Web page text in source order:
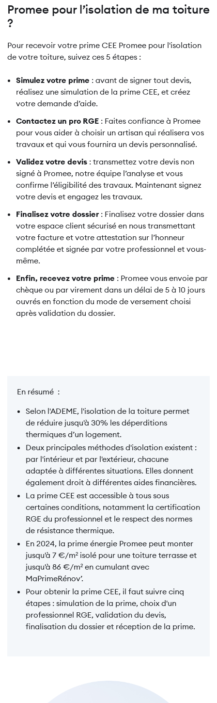
Promee pour l’isolation de ma toiture
?
Pour recevoir votre prime CEE Promee pour l'isolation
de votre toiture, suivez ces 5 étapes :
Simulez votre prime : avant de signer tout devis,
réalisez une simulation de la prime CEE, et créez
votre demande d’aide.
Contactez un pro RGE : Faites confiance à Promee
pour vous aider à choisir un artisan qui réalisera vos
travaux et qui vous fournira un devis personnalisé.
Validez votre devis : transmettez votre devis non
signé à Promee, notre équipe l’analyse et vous
confirme l’éligibilité des travaux. Maintenant signez
votre devis et engagez les travaux.
Finalisez votre dossier : Finalisez votre dossier dans
votre espace client sécurisé en nous transmettant
votre facture et votre attestation sur l’honneur
complétée et signée par votre professionnel et vous-
même.
Enfin, recevez votre prime : Promee vous envoie par
chèque ou par virement dans un délai de 5 à 10 jours
ouvrés en fonction du mode de versement choisi
après validation du dossier.
En résumé :
Selon l'ADEME, l'isolation de la toiture permet
de réduire jusqu'à 30% les déperditions
thermiques d’un logement.
Deux principales méthodes d'isolation existent :
par l'intérieur et par l'extérieur, chacune
adaptée à différentes situations. Elles donnent
également droit à différentes aides financières.
La prime CEE est accessible à tous sous
certaines conditions, notamment la certification
RGE du professionnel et le respect des normes
de résistance thermique.
En 2024, la prime énergie Promee peut monter
jusqu'à 7 €/m² isolé pour une toiture terrasse et
jusqu'à 86 €/m² en cumulant avec
MaPrimeRénov’.
Pour obtenir la prime CEE, il faut suivre cinq
étapes : simulation de la prime, choix d'un
professionnel RGE, validation du devis,
finalisation du dossier et réception de la prime.